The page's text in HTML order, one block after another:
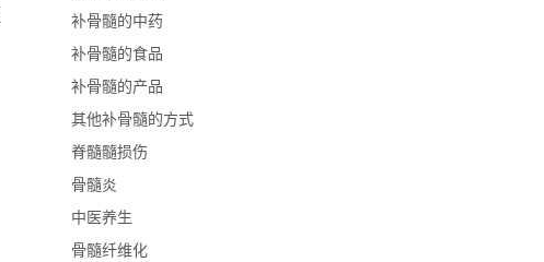
补骨髓的中药
补骨髓的食品
补骨髓的产品
其他补骨髓的方式
脊髓髓损伤
骨髓炎
中医养生
骨髓纤维化